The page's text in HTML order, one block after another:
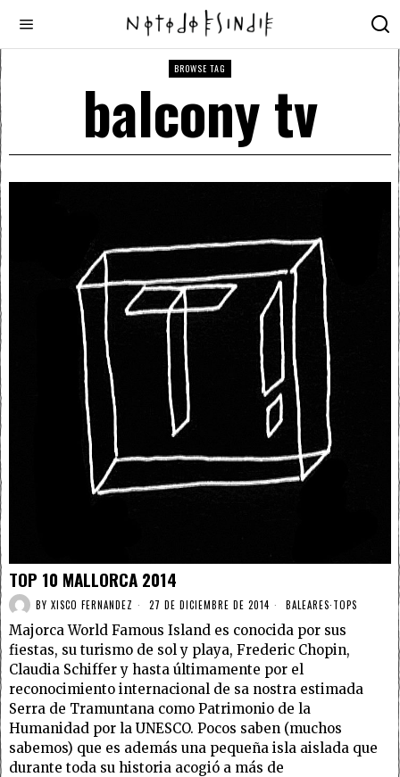
BROWSE TAG
balcony tv
TOP 10 MALLORCA 2014
BY XISCO FERNANDEZ 27 DE DICIEMBRE DE 2014 BALEARES·TOPS
Majorca World Famous Island es conocida por sus
fiestas, su turismo de sol y playa, Frederic Chopin,
Claudia Schiffer y hasta últimamente por el
reconocimiento internacional de sa nostra estimada
Serra de Tramuntana como Patrimonio de la
Humanidad por la UNESCO. Pocos saben (muchos
sabemos) que es además una pequeña isla aislada que
durante toda su historia acogió a más de